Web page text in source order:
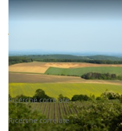
Terreni all'asta a Padova
4.500 €
Codice asta:AI3690180
Asta chiusa
Ricerche correlate
Ricerche correlate